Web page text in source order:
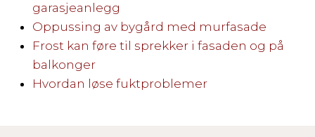
garasjeanlegg
Oppussing av bygård med murfasade
Frost kan føre til sprekker i fasaden og på
balkonger
Hvordan løse fuktproblemer